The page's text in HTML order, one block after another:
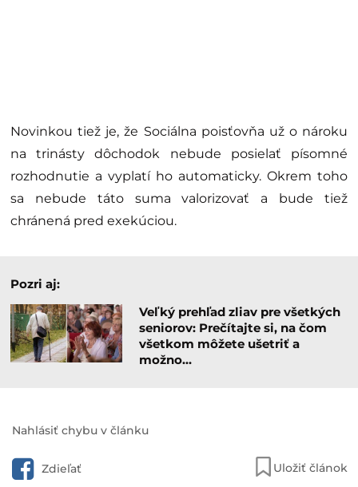
Novinkou tiež je, že Sociálna poisťovňa už o nároku
na trinásty dôchodok nebude posielať písomné
rozhodnutie a vyplatí ho automaticky. Okrem toho
sa nebude táto suma valorizovať a bude tiež
chránená pred exekúciou.
Pozri aj:
Veľký prehľad zliav pre všetkých
seniorov: Prečítajte si, na čom
všetkom môžete ušetriť a
možno…
Nahlásiť chybu v článku
Zdieľať Uložiť článok